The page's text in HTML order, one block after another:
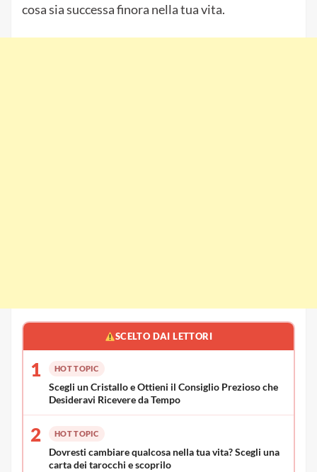
cosa sia successa finora nella tua vita.
SCELTO DAI LETTORI
1 HOT TOPIC
Scegli un Cristallo e Ottieni il Consiglio Prezioso che
Desideravi Ricevere da Tempo
2 HOT TOPIC
Dovresti cambiare qualcosa nella tua vita? Scegli una
carta dei tarocchi e scoprilo